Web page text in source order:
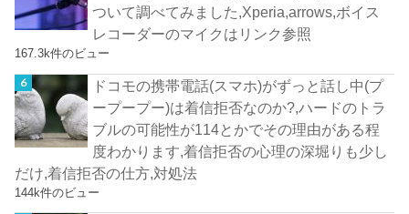
ついて調べてみました,Xperia,arrows,ボイス
レコーダーのマイクはリンク参照
167.3k件のビュー
ドコモの携帯電話(スマホ)がずっと話し中(プ
ープープー)は着信拒否なのか?,ハードのトラ
ブルの可能性が114とかでその理由がある程
度わかります,着信拒否の心理の深堀りも少し
だけ,着信拒否の仕方,対処法
144k件のビュー